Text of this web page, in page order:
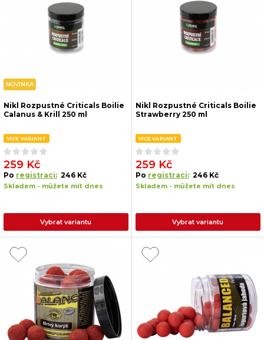
NOVINKA
Nikl Rozpustné Criticals Boilie
Calanus & Krill 250 ml
VÍCE VARIANT
259 Kč
Po registraci: 246 Kč
Skladem - můžete mít dnes
Vybrat variantu
Nikl Rozpustné Criticals Boilie
Strawberry 250 ml
VÍCE VARIANT
259 Kč
Po registraci: 246 Kč
Skladem - můžete mít dnes
Vybrat variantu